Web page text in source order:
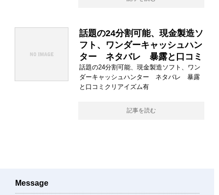
話題の24分割可能、現金製造ソ
フト、ワンダーキャッシュハン
ター ネタバレ 暴露と口コミ
話題の24分割可能、現金製造ソフト、ワン
ダーキャッシュハンター ネタバレ 暴露
と口コミクリアイズム有
記事を読む
Message